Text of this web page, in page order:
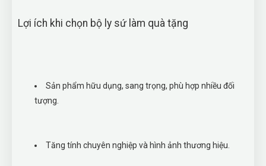
Lợi ích khi chọn bộ ly sứ làm quà tặng
Sản phẩm hữu dụng, sang trọng, phù hợp nhiều đối
tượng.
Tăng tính chuyên nghiệp và hình ảnh thương hiệu.